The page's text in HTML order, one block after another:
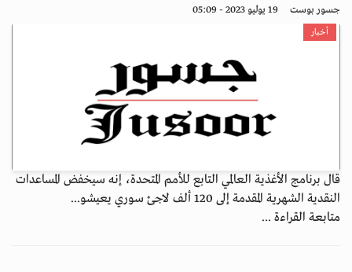
جسور بوست 19 يوليو 2023 - 05:09
أخبار
قال برنامج الأغذية العالمي التابع للأمم المتحدة، إنه سيخفض المساعدات
النقدية الشهرية المقدمة إلى 120 ألف لاجئ سوري يعيشو...
متابعة القراءة ...